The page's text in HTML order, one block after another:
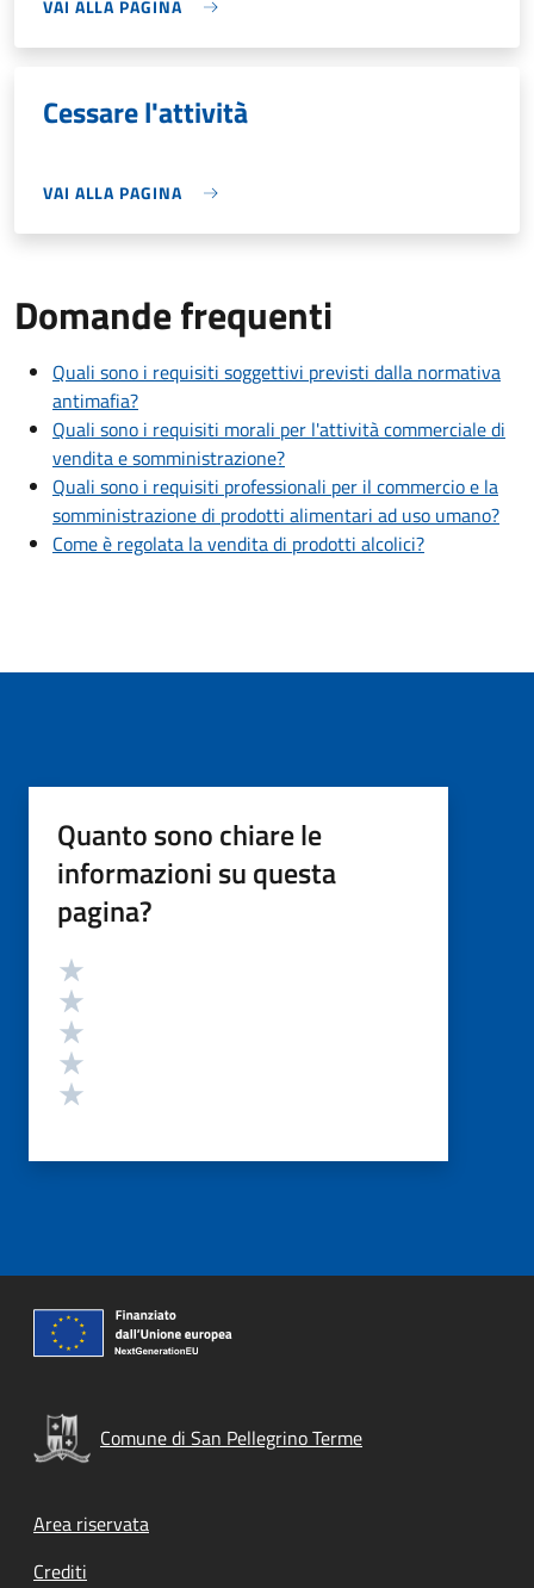
VAI ALLA PAGINA
Cessare l'attività
VAI ALLA PAGINA
Domande frequenti
Quali sono i requisiti soggettivi previsti dalla normativa
antimafia?
Quali sono i requisiti morali per l'attività commerciale di
vendita e somministrazione?
Quali sono i requisiti professionali per il commercio e la
somministrazione di prodotti alimentari ad uso umano?
Come è regolata la vendita di prodotti alcolici?
Quanto sono chiare le
informazioni su questa
pagina?
Valutazione
Comune di San Pellegrino Terme
Footer menu
Area riservata
Crediti